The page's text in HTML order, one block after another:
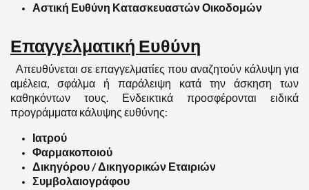
Αστική Ευθύνη Κατασκευαστών Οικοδομών
Επαγγελματική Ευθύνη
Απευθύνεται σε επαγγελματίες που αναζητούν κάλυψη για
αμέλεια, σφάλμα ή παράλειψη κατά την άσκηση των
καθηκόντων τους. Ενδεικτικά προσφέρονται ειδικά
προγράμματα κάλυψης ευθύνης:
Ιατρού
Φαρμακοποιού
Δικηγόρου / Δικηγορικών Εταιριών
Συμβολαιογράφου